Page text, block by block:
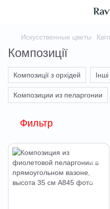
Искусственные цветы
Композиції
Композиції з орхідей
Композиции из пеларгонии
Фильтр